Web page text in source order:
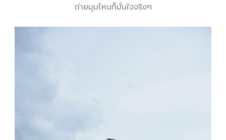
ถ่ายมุมไหนก็มั่นใจจริงๆ